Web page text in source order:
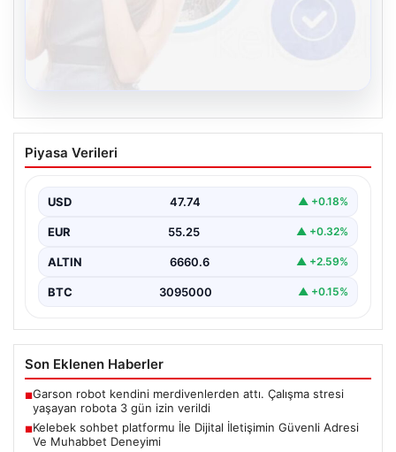
Kelebek sohbet platformu İle Dijital
İletişimin Güvenli Adresi Ve Muhabbet
Sanal ortamında bireylerin seviyeli bir tarzda bağlantı
Günümüzde…
Piyasa Verileri
USD 47.74 ▲ +0.18%
EUR 55.25 ▲ +0.32%
ALTIN 6660.6 ▲ +2.59%
BTC 3095000 ▲ +0.15%
Son Eklenen Haberler
■Garson robot kendini merdivenlerden attı. Çalışma stresi
yaşayan robota 3 gün izin verildi
■Kelebek sohbet platformu İle Dijital İletişimin Güvenli Adresi
Ve Muhabbet Deneyimi